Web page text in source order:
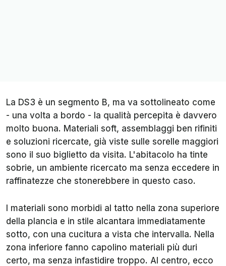
La DS3 è un segmento B, ma va sottolineato come
- una volta a bordo - la qualità percepita è davvero
molto buona. Materiali soft, assemblaggi ben rifiniti
e soluzioni ricercate, già viste sulle sorelle maggiori
sono il suo biglietto da visita. L'abitacolo ha tinte
sobrie, un ambiente ricercato ma senza eccedere in
raffinatezze che stonerebbere in questo caso.
I materiali sono morbidi al tatto nella zona superiore
della plancia e in stile alcantara immediatamente
sotto, con una cucitura a vista che intervalla. Nella
zona inferiore fanno capolino materiali più duri
certo, ma senza infastidire troppo. Al centro, ecco